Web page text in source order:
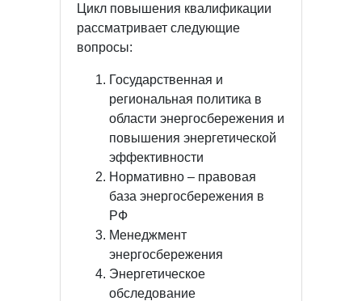
Цикл повышения квалификации
рассматривает следующие
вопросы:
Государственная и
региональная политика в
области энергосбережения и
повышения энергетической
эффективности
Нормативно – правовая
база энергосбережения в
РФ
Менеджмент
энергосбережения
Энергетическое
обследование